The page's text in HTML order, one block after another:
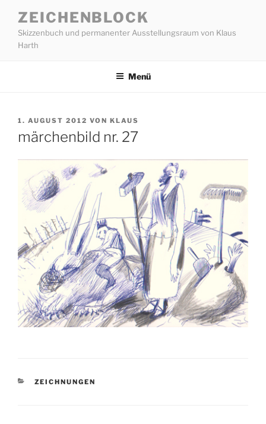
Inhalt
springen
ZEICHENBLOCK
Skizzenbuch und permanenter Ausstellungsraum von Klaus
Harth
Menü
VERÖFFENTLICHT
1. AUGUST 2012 VON KLAUS
märchenbild nr. 27
KATEGORIEN
ZEICHNUNGEN